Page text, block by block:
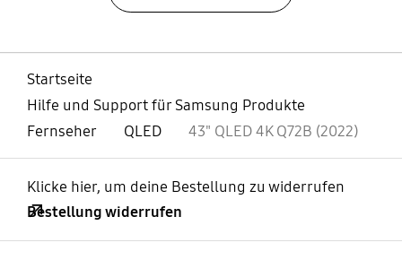
Startseite
Hilfe und Support für Samsung Produkte
Fernseher
QLED 43" QLED 4K Q72B (2022)
Klicke hier, um deine Bestellung zu widerrufen
Bestellung widerrufen